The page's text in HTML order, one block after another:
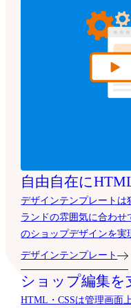
自由自在に
デザインテンプレートは
ランドの雰囲気に合わ
のショップデザインを実
デザインテンプレート
ショップ編集
HTML・CSSは管理画面